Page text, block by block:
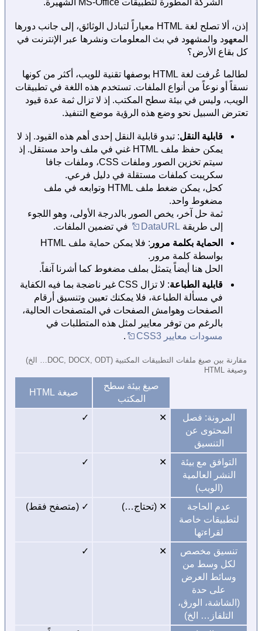
الشركة المطورة لتطبيقات MS-Office الشهيرة.
إذن، ألا تصلح لغة HTML معياراً لتبادل الوثائق، إلى جانب دورها
المعهود والمشهود في بث المعلومات ونشرها عبر الإنترنت في
كل بقاع الأرض؟
لطالما عُرفت لغة HTML بوصفها تقنية للويب، أكثر من كونها
نسقاً أو نوعاً من أنواع الملفات. تستخدم هذه اللغة في تطبيقات
الويب، وليس في بيئة سطح المكتب. إذ لا تزال ثمة عدة قيود
تعترض السبيل نحو وضع هذه الرؤية موضع التنفيذ.
قابلية النقل: تبدو قابلية النقل إحدى أهم هذه القيود. إذ لا
يمكن حفظ ملف HTML غني في ملف واحد مستقل. إذ
سيتم تخزين الصور وملفات CSS، وملفات جافا
سكريبت كملفات مستقلة في دليل فرعي.
كحل، يمكن ضغط ملف HTML وتوابعه في ملف
مضغوط واحد.
ثمة حل آخر، يخص الصور بالدرجة الأولى، وهو اللجوء
إلى طريقة DataURL
في تضمين الملفات.
الحماية بكلمة مرور
: فلا يمكن حماية ملف HTML
بواسطة كلمة مرور.
الحل هنا أيضاً يتمثل بملف مضغوط كما أشرنا آنفاً.
قابلية الطباعة
: لا تزال CSS غير ناضجة بما فيه الكفاية
في مسألة الطباعة، فلا يمكنك تعيين وتنسيق أرقام
الصفحات وهوامش الصفحات في المتصفحات الحالية،
بالرغم من توفر معايير لمثل هذه المتطلبات في
مسودات معايير CSS3
.
مقارنة بين صيغ ملفات التطبيقات المكتبية (DOC, DOCX, ODT… الخ)
وصيغة HTML
صيغ بيئة سطح
المكتب
صيغة HTML
المرونة: فصل
المحتوى عن
التنسيق
✕
✓
التوافق مع بيئة
النشر العالمية
(الويب)
✕
✓
عدم الحاجة
لتطبيقات خاصة
لقراءتها
✕ (تحتاج…) ✓ (متصفح فقط)
تنسيق مخصص
لكل وسط من
وسائط العرض
على حدة
(الشاشة، الورق،
التلفاز… الخ)
✕
✓